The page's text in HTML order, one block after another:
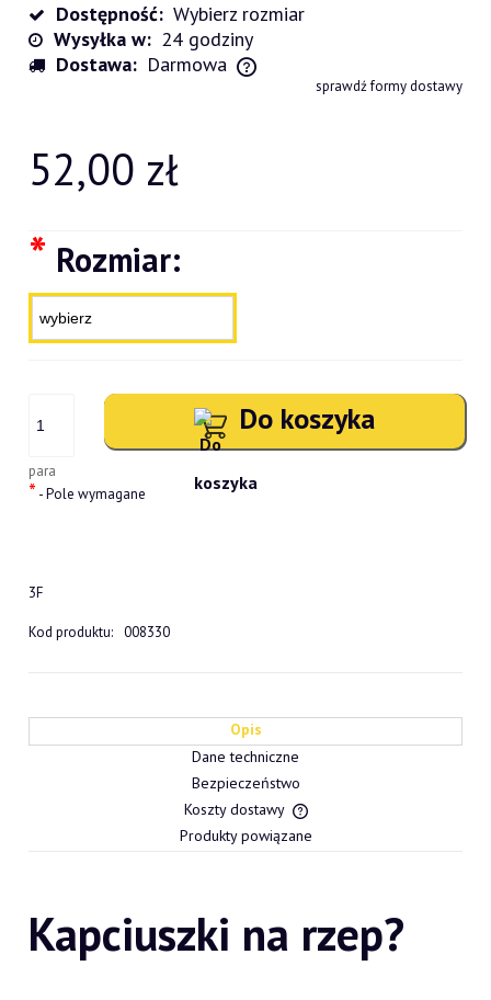
Dostępność: Wybierz rozmiar
Wysyłka w: 24 godziny
Dostawa: Darmowa
Cena nie zawiera ewentualnych kosztów płatnościsprawdź formy dostawy
52,00 zł
* Rozmiar:
para
Do koszyka
* - Pole wymagane
3F
Kod produktu: 008330
Opis
Dane techniczne
Bezpieczeństwo
Koszty dostawy
Produkty powiązane
Kapciuszki na rzep?